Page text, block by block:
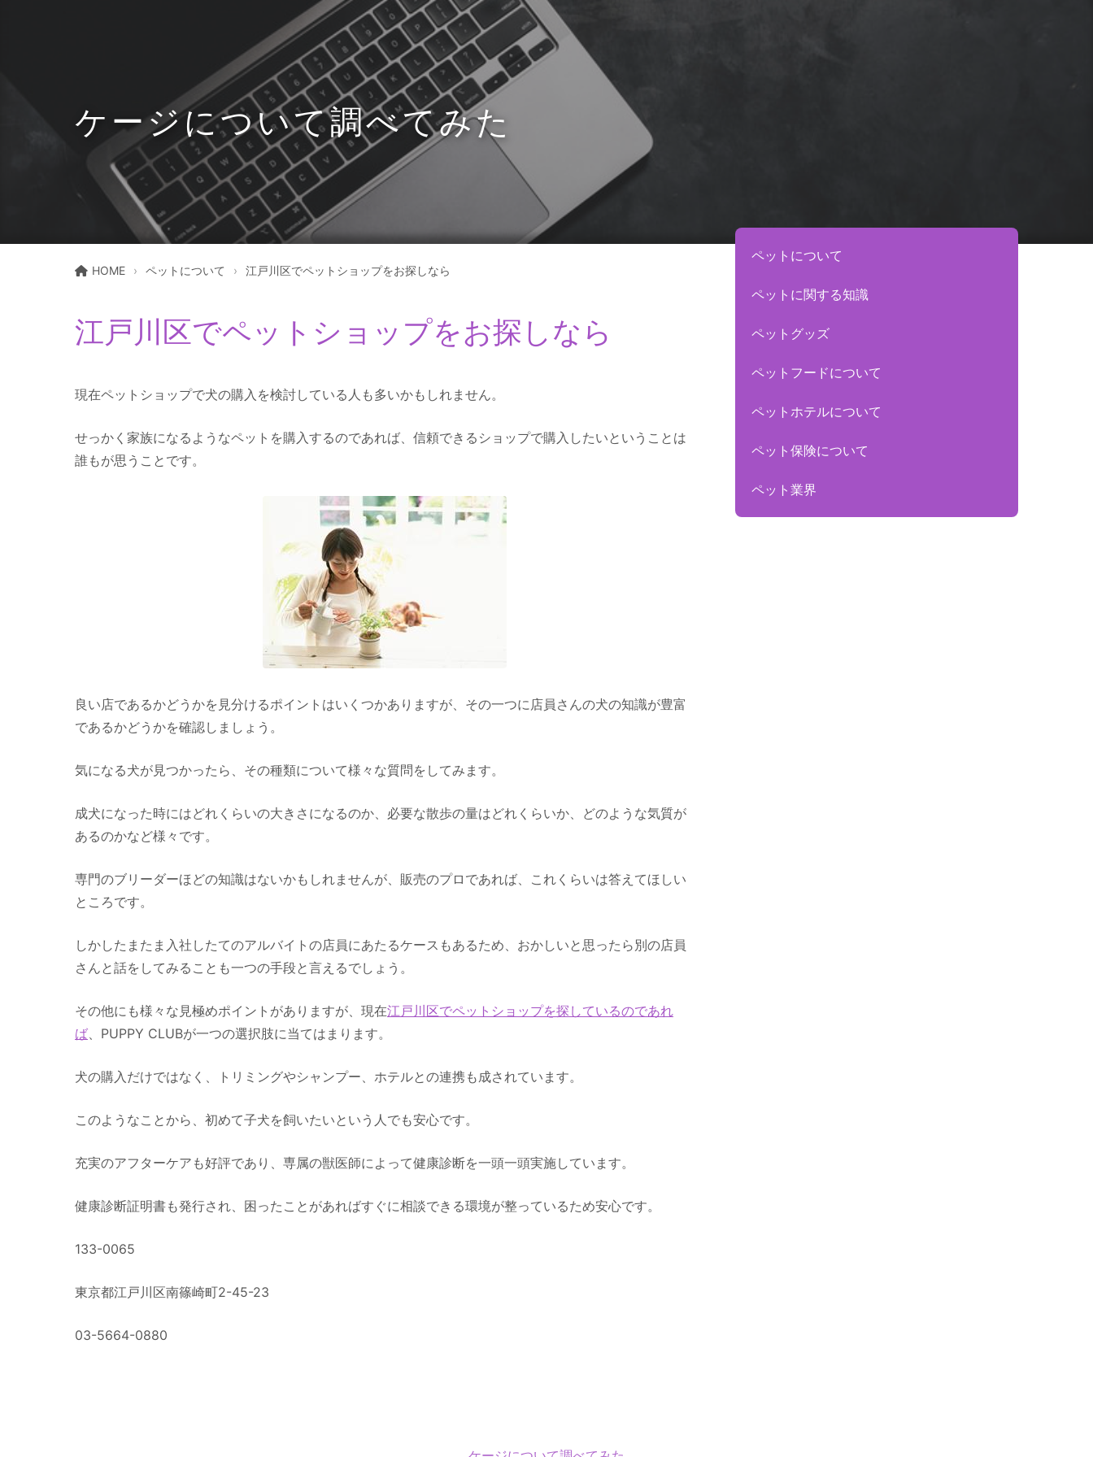
ケージについて調べてみた
HOME ペットについて 江戸川区でペットショップをお探しなら
江戸川区でペットショップをお探しなら
現在ペットショップで犬の購入を検討している人も多いかもしれません。
せっかく家族になるようなペットを購入するのであれば、信頼できるショップで購入したいということは
誰もが思うことです。
良い店であるかどうかを見分けるポイントはいくつかありますが、その一つに店員さんの犬の知識が豊富
であるかどうかを確認しましょう。
気になる犬が見つかったら、その種類について様々な質問をしてみます。
成犬になった時にはどれくらいの大きさになるのか、必要な散歩の量はどれくらいか、どのような気質が
あるのかなど様々です。
専門のブリーダーほどの知識はないかもしれませんが、販売のプロであれば、これくらいは答えてほしい
ところです。
しかしたまたま入社したてのアルバイトの店員にあたるケースもあるため、おかしいと思ったら別の店員
さんと話をしてみることも一つの手段と言えるでしょう。
その他にも様々な見極めポイントがありますが、現在江戸川区でペットショップを探しているのであれ
ば、PUPPY CLUBが一つの選択肢に当てはまります。
犬の購入だけではなく、トリミングやシャンプー、ホテルとの連携も成されています。
このようなことから、初めて子犬を飼いたいという人でも安心です。
充実のアフターケアも好評であり、専属の獣医師によって健康診断を一頭一頭実施しています。
健康診断証明書も発行され、困ったことがあればすぐに相談できる環境が整っているため安心です。
133-0065
東京都江戸川区南篠崎町2-45-23
03-5664-0880
ペットについて
ペットに関する知識
ペットグッズ
ペットフードについて
ペットホテルについて
ペット保険について
ペット業界